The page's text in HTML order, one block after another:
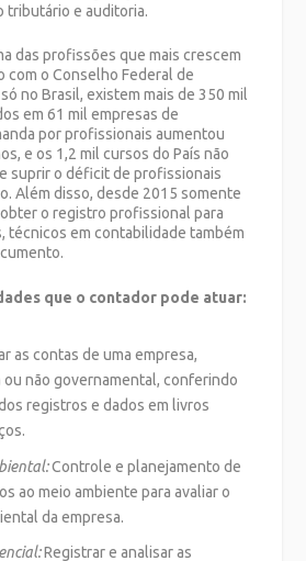
tributário e auditoria.
das profissões que mais crescem
com o Conselho Federal de
no Brasil, existem mais de 350 mil
em 61 mil empresas de
por profissionais aumentou
e os 1,2 mil cursos do País não
suprir o déficit de profissionais
Além disso, desde 2015 somente
o registro profissional para
técnicos em contabilidade também
que o contador pode atuar:
as contas de uma empresa,
não governamental, conferindo
registros e dados em livros
Controle e planejamento de
ao meio ambiente para avaliar o
da empresa.
Registrar e analisar as